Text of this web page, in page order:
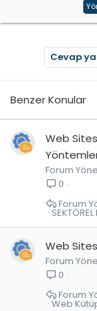
Cevap
Benzer Konular
Web
Forum
0
SEKTÖREL
Forum
Web
Forum
0
Web
Forum